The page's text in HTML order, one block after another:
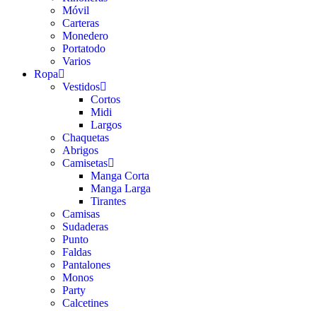
Móvil
Carteras
Monedero
Portatodo
Varios
Ropa
Vestidos
Cortos
Midi
Largos
Chaquetas
Abrigos
Camisetas
Manga Corta
Manga Larga
Tirantes
Camisas
Sudaderas
Punto
Faldas
Pantalones
Monos
Party
Calcetines